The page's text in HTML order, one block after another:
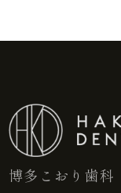
博多こおり歯科